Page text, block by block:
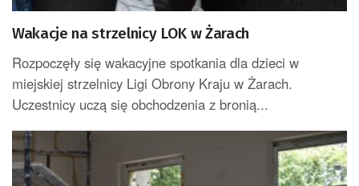
Wakacje na strzelnicy LOK w Żarach
Rozpoczęły się wakacyjne spotkania dla dzieci w
miejskiej strzelnicy Ligi Obrony Kraju w Żarach.
Uczestnicy uczą się obchodzenia z bronią...